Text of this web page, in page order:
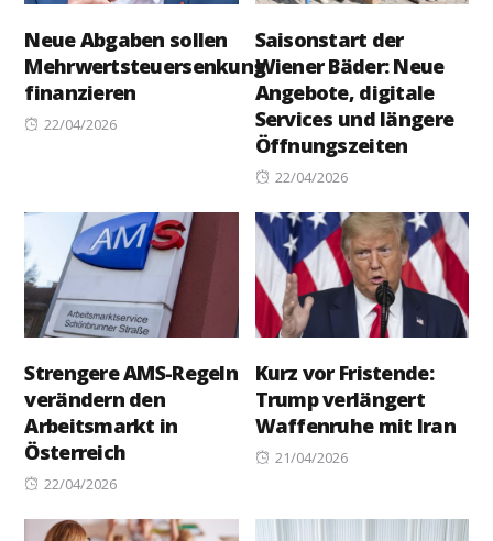
Neue Abgaben sollen
Mehrwertsteuersenkung
finanzieren
Posted
22/04/2026
Saisonstart der
Wiener Bäder: Neue
Angebote, digitale
Services und längere
Öffnungszeiten
Posted
22/04/2026
Strengere AMS-Regeln
verändern den
Arbeitsmarkt in
Österreich
Posted
22/04/2026
Kurz vor Fristende:
Trump verlängert
Waffenruhe mit Iran
Posted
21/04/2026